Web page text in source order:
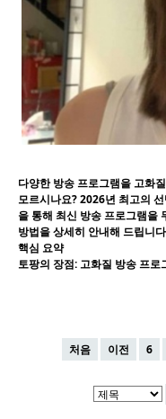
다양한 방송 프로그램을 고화
모르시나요? 2026년 최고의
을 통해 최신 방송 프로그램을
방법을 상세히 안내해 드립니
핵심 요약
토팡의 장점: 고화질 방송 프로
처음 이전 6